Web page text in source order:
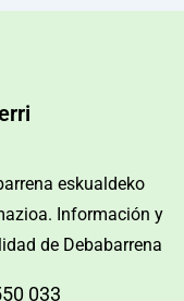
eskualdeko
Información y
de Debabarrena
033